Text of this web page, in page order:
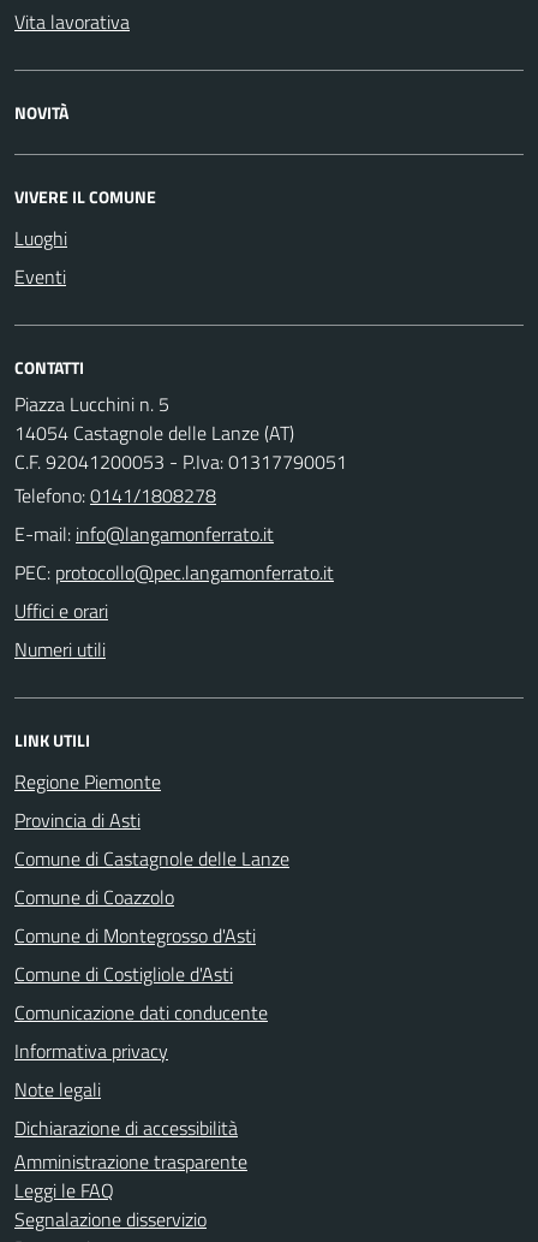
Vita lavorativa
NOVITÀ
VIVERE IL COMUNE
Luoghi
Eventi
CONTATTI
Piazza Lucchini n. 5
14054 Castagnole delle Lanze (AT)
C.F. 92041200053 - P.Iva: 01317790051
Telefono:0141/1808278
E-mail:
PEC:
Uffici e orari
Numeri utili
LINK UTILI
Regione Piemonte
Provincia di Asti
Comune di Castagnole delle Lanze
Comune di Coazzolo
Comune di Montegrosso d'Asti
Comune di Costigliole d'Asti
Comunicazione dati conducente
Informativa privacy
Note legali
Dichiarazione di accessibilità
Amministrazione trasparente
Leggi le FAQ
Segnalazione disservizio